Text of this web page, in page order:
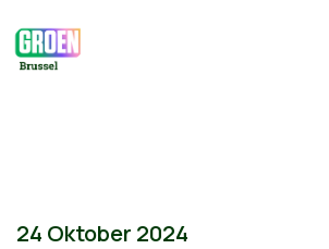
24 Oktober 2024